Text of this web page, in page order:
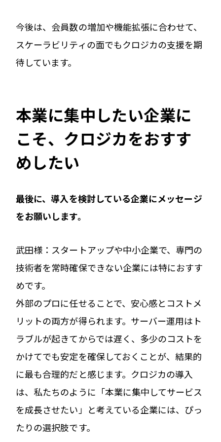
今後は、会員数の増加や機能拡張に合わせて、
スケーラビリティの面でもクロジカの支援を期
待しています。
本業に集中したい企業に
こそ、クロジカをおすす
めしたい
――最後に、導入を検討している企業にメッセージ
をお願いします。
武田様：スタートアップや中小企業で、専門の
技術者を常時確保できない企業には特におすす
めです。
外部のプロに任せることで、安心感とコストメ
リットの両方が得られます。サーバー運用はト
ラブルが起きてからでは遅く、多少のコストを
かけてでも安定を確保しておくことが、結果的
に最も合理的だと感じます。クロジカの導入
は、私たちのように「本業に集中してサービス
を成長させたい」と考えている企業には、ぴっ
たりの選択肢です。